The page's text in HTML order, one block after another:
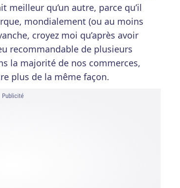
meilleur qu’un autre, parce qu’il
mondialement (ou au moins
croyez moi qu’après avoir
recommandable de plusieurs
la majorité de nos commerces,
plus de la même façon.
Publicité